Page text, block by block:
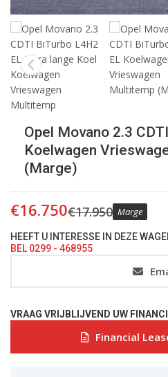
Opel Movano 2.3
Koelwagen
(Marge)
€17.950
€16.750 Marge
HEEFT U INTERESSE IN DEZE
BEL 0299 - 468955
VRAAG VRIJBLIJVEND UW
Financial